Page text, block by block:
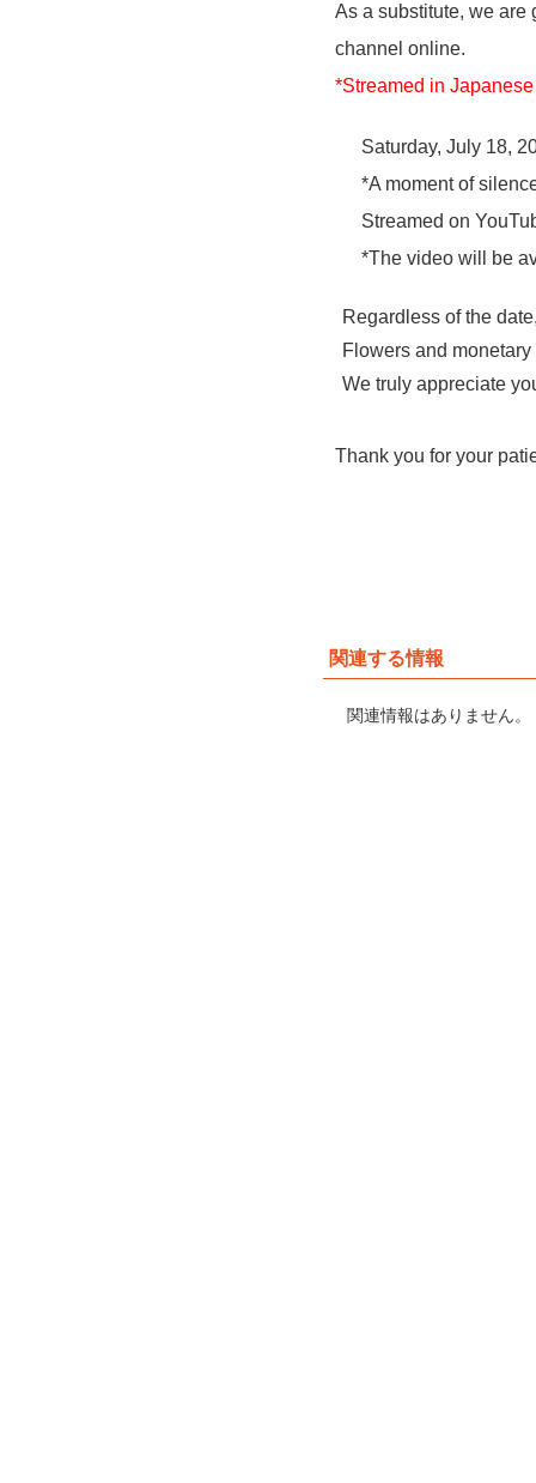
As a substitute, we are
channel online.
*Streamed in
Saturday, July 18,
*A moment of
Streamed on
*The video will be
Regardless of the
Flowers and
We truly appreciate
Thank you for your
関連する情報
関連情報はありません。